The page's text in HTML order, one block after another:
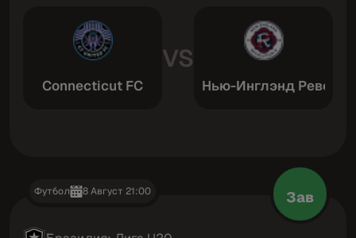
Connecticut FC
VS
Нью-Инглэнд
Футбол 8 Август 21:00 Зав